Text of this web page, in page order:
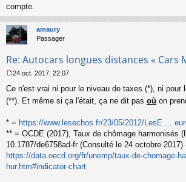
compte.
amaury
Passager
Re: Autocars longues distances « Cars
e
s
s
g
e
n
o
n
l
24 oct. 2017, 22:07
Ce n'est vrai ni pour le niveau de taxes (*), ni pour
(**). Et même si ça l'était, ça ne dit pas où on
* = https://www.lesechos.fr/23/05/2012/LesE ...
** = OCDE (2017), Taux de chômage harmonisés
10.1787/de6758ad-fr (Consulté le 24 octobre 2017)
https://data.oecd.org/fr/unemp/taux-de-chomage-
hur.htm#indicator-chart